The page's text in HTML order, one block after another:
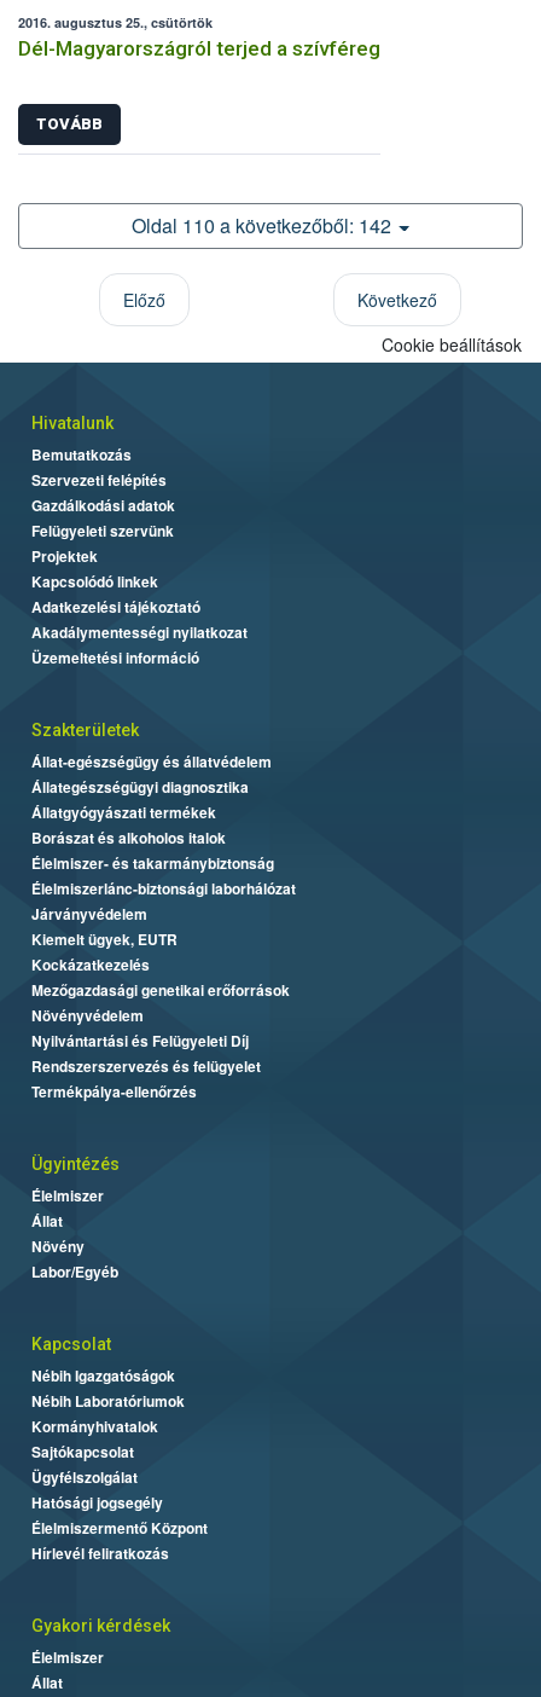
2016. augusztus 25., csütörtök
Dél-Magyarországról terjed a szívféreg
TOVÁBB
Oldal 110 a következőből: 142
Előző
Következő
Cookie beállítások
Hivatalunk
Bemutatkozás
Szervezeti felépítés
Gazdálkodási adatok
Felügyeleti szervünk
Projektek
Kapcsolódó linkek
Adatkezelési tájékoztató
Akadálymentességi nyilatkozat
Üzemeltetési információ
Szakterületek
Állat-egészségügy és állatvédelem
Állategészségügyi diagnosztika
Állatgyógyászati termékek
Borászat és alkoholos italok
Élelmiszer- és takarmánybiztonság
Élelmiszerlánc-biztonsági laborhálózat
Járványvédelem
Kiemelt ügyek, EUTR
Kockázatkezelés
Mezőgazdasági genetikai erőforrások
Növényvédelem
Nyilvántartási és Felügyeleti Díj
Rendszerszervezés és felügyelet
Termékpálya-ellenőrzés
Ügyintézés
Élelmiszer
Állat
Növény
Labor/Egyéb
Kapcsolat
Nébih Igazgatóságok
Nébih Laboratóriumok
Kormányhivatalok
Sajtókapcsolat
Ügyfélszolgálat
Hatósági jogsegély
Élelmiszermentő Központ
Hírlevél feliratkozás
Gyakori kérdések
Élelmiszer
Állat